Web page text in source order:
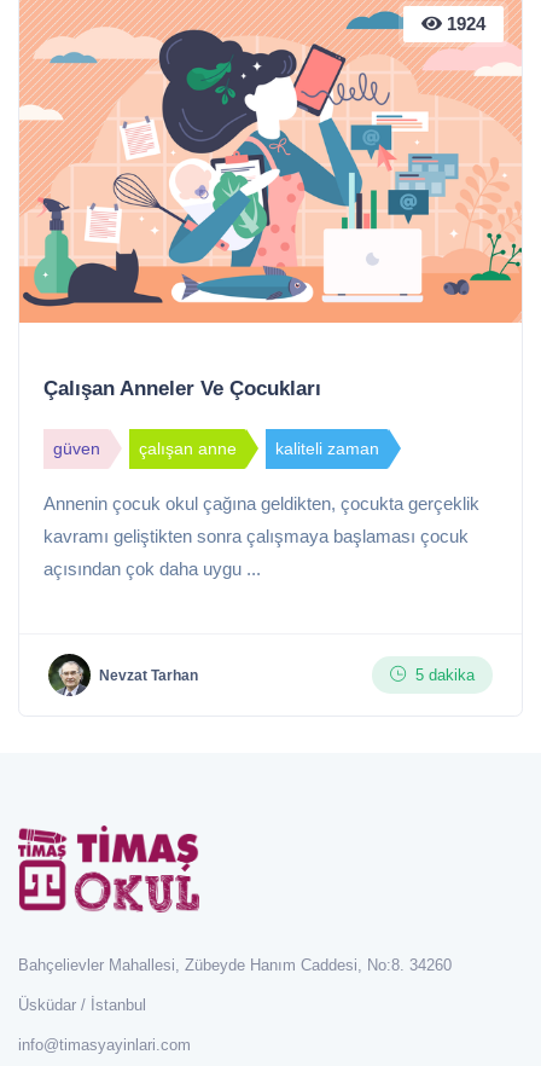
1924
Çalışan Anneler Ve Çocukları
güven çalışan anne kaliteli zaman
Annenin çocuk okul çağına geldikten, çocukta gerçeklik
kavramı geliştikten sonra çalışmaya başlaması çocuk
açısından çok daha uygu ...
Nevzat Tarhan 5 dakika
Bahçelievler Mahallesi, Zübeyde Hanım Caddesi, No:8. 34260
Üsküdar / İstanbul
info@timasyayinlari.com